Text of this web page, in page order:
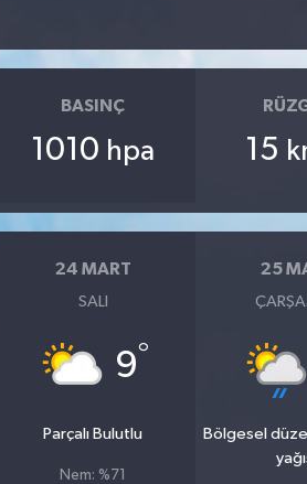
BASINÇ
1010 hpa 15
24 MART
SALI
9°
Parçalı Bulutlu
Nem: %71
25
Bölgesel